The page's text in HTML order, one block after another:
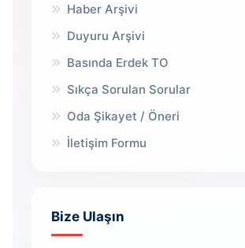
Haber Arşivi
Duyuru Arşivi
Basında Erdek TO
Sıkça Sorulan Sorular
Oda Şikayet / Öneri
İletişim Formu
Bize Ulaşın